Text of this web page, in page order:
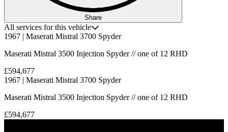
Share
All services for this vehicle
1967 | Maserati Mistral 3700 Spyder
Maserati Mistral 3500 Injection Spyder // one of 12 RHD
£594,677
1967 | Maserati Mistral 3700 Spyder
Maserati Mistral 3500 Injection Spyder // one of 12 RHD
£594,677